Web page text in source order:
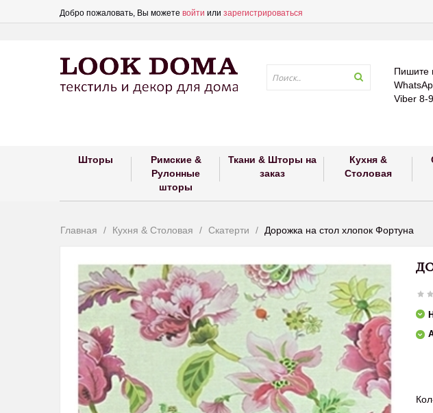
Добро пожаловать, Вы можете войти или зарегистрироваться
Пишите
Viber 8-
Шторы
Римские &
Рулонные
шторы
Ткани & Шторы на
заказ
Кухня &
Столовая
Главная Кухня & Столовая Скатерти Дорожка на стол хлопок Фортуна